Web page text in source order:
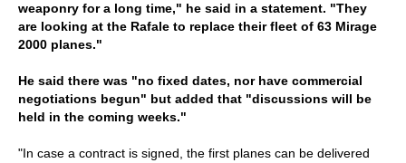
weaponry for a long time," he said in a statement. "They
are looking at the Rafale to replace their fleet of 63 Mirage
2000 planes."
He said there was "no fixed dates, nor have commercial
negotiations begun" but added that "discussions will be
held in the coming weeks."
"In case a contract is signed, the first planes can be delivered